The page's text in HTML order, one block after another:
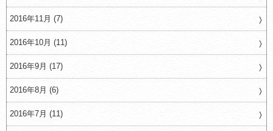
2016年11月 (7)
2016年10月 (11)
2016年9月 (17)
2016年8月 (6)
2016年7月 (11)